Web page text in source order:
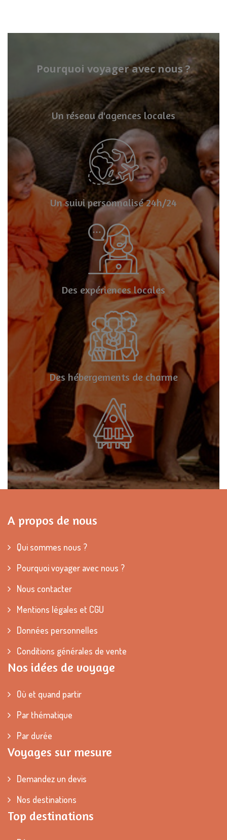
Pourquoi voyager avec nous ?
Un réseau d'agences locales
Un suivi personnalisé 24h/24
Des expériences locales
Des hébergements de charme
A propos de nous
Qui sommes nous ?
Pourquoi voyager avec nous ?
Nous contacter
Mentions légales et CGU
Données personnelles
Conditions générales de vente
Nos idées de voyage
Où et quand partir
Par thématique
Par durée
Voyages sur mesure
Demandez un devis
Nos destinations
Top destinations